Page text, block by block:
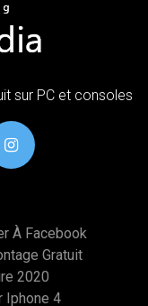
sur PC et consoles
À Facebook
Gratuit
2020
Iphone 4